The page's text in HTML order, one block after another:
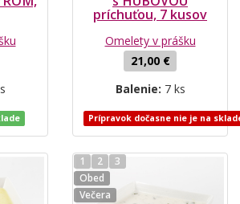
príchuťou, 7 kusov
Omelety v prášku
21,00 €
Balenie: 7 ks
Prípravok dočasne nie je na
1 2
3
Obed
Večera